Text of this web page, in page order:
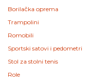
Borilačka oprema
Trampolini
Romobili
Sportski satovi i pedometri
Stol za stolni tenis
Role